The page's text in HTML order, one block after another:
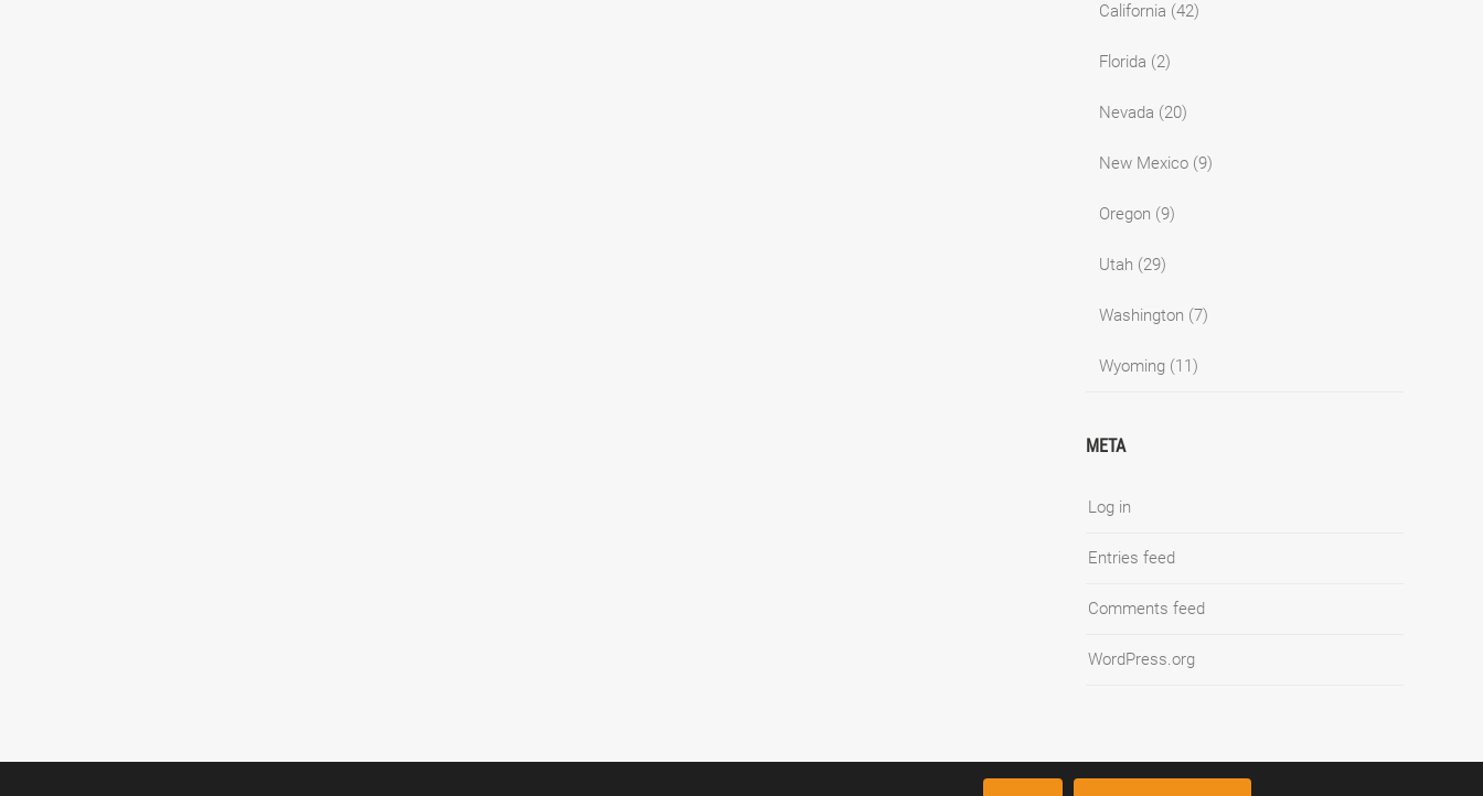
California (42)
Florida (2)
Nevada (20)
New Mexico (9)
Oregon (9)
Utah (29)
Washington (7)
Wyoming (11)
META
Log in
Entries feed
Comments feed
WordPress.org